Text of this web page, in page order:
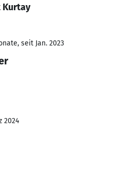
Kurtay
seit Jan. 2023
2024